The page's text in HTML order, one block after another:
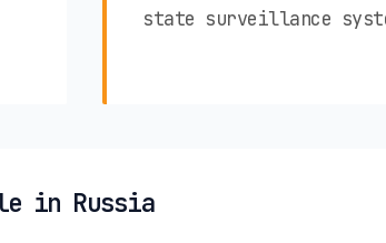
state surveillance
in Russia